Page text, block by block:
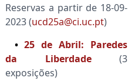
Reservas a partir de 18-09-
2023 (ucd25a@ci.uc.pt)
25 de Abril: Paredes
da Liberdade
(3
exposições)